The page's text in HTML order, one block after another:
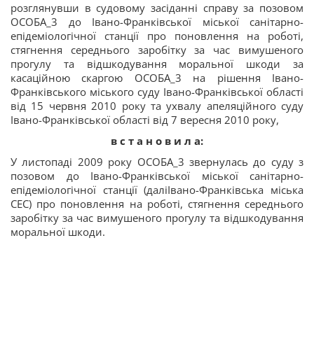
розглянувши в судовому засіданні справу за позовом
ОСОБА_3 до Івано-Франківської міської санітарно-
епідеміологічної станції про поновлення на роботі,
стягнення середнього заробітку за час вимушеного
прогулу та відшкодування моральної шкоди за
касаційною скаргою ОСОБА_3 на рішення Івано-
Франківського міського суду Івано-Франківської області
від 15 червня 2010 року та ухвалу апеляційного суду
Івано-Франківської області від 7 вересня 2010 року,
в с т а н о в и л а:
У листопаді 2009 року ОСОБА_3 звернулась до суду з
позовом до Івано-Франківської міської санітарно-
епідеміологічної станції (даліІвано-Франківська міська
СЕС) про поновлення на роботі, стягнення середнього
заробітку за час вимушеного прогулу та відшкодування
моральної шкоди.